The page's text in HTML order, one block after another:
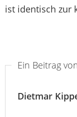
ist identisch zur
Ein Beitrag
Dietmar